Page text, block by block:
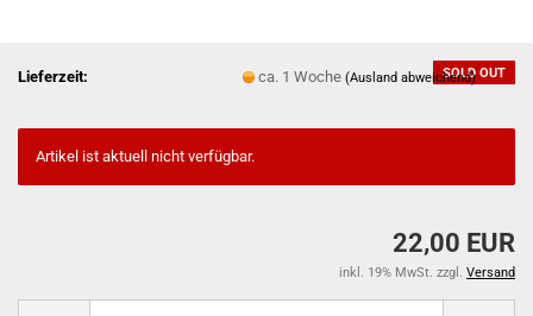
SOLD OUT
Lieferzeit: ca. 1 Woche(Ausland abweichend)
Artikel ist aktuell nicht verfügbar.
22,00 EUR
inkl. 19% MwSt. zzgl. Versand